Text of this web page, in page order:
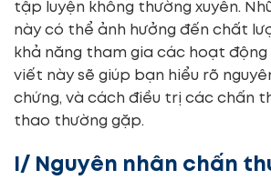
tập luyện không thường xuyên.
này có thể ảnh hưởng đến chất
khả năng tham gia các hoạt động
viết này sẽ giúp bạn hiểu rõ
chứng, và cách điều trị các chấn
thao thường gặp.
I/ Nguyên nhân chấn